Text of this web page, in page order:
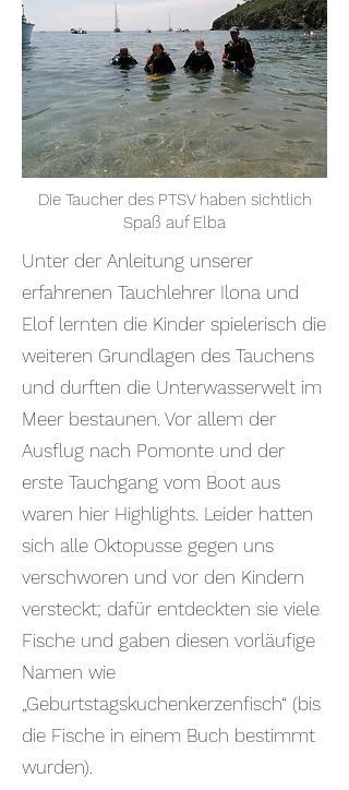
Die Taucher des PTSV haben sichtlich
Spaß auf Elba
Unter der Anleitung unserer
erfahrenen Tauchlehrer Ilona und
Elof lernten die Kinder spielerisch die
weiteren Grundlagen des Tauchens
und durften die Unterwasserwelt im
Meer bestaunen. Vor allem der
Ausflug nach Pomonte und der
erste Tauchgang vom Boot aus
waren hier Highlights. Leider hatten
sich alle Oktopusse gegen uns
verschworen und vor den Kindern
versteckt; dafür entdeckten sie viele
Fische und gaben diesen vorläufige
Namen wie
„Geburtstagskuchenkerzenfisch“ (bis
die Fische in einem Buch bestimmt
wurden).